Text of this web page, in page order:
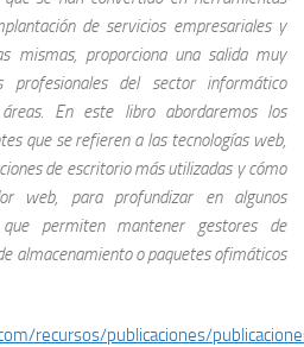
de servicios empresariales y
mismas, proporciona una salida muy
profesionales del sector informático
En este libro abordaremos los
que se refieren a las tecnologías web,
de escritorio más utilizadas y cómo
web, para profundizar en algunos
permiten mantener gestores de
almacenamiento o paquetes ofimáticos
recursos/publicaciones/